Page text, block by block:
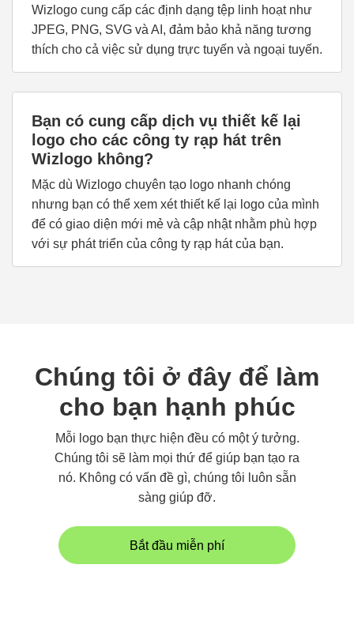
Wizlogo cung cấp các định dạng tệp linh hoạt như
JPEG, PNG, SVG và AI, đảm bảo khả năng tương
thích cho cả việc sử dụng trực tuyến và ngoại tuyến.
Bạn có cung cấp dịch vụ thiết kế lại
logo cho các công ty rạp hát trên
Wizlogo không?
Mặc dù Wizlogo chuyên tạo logo nhanh chóng
nhưng bạn có thể xem xét thiết kế lại logo của mình
để có giao diện mới mẻ và cập nhật nhằm phù hợp
với sự phát triển của công ty rạp hát của bạn.
Chúng tôi ở đây để làm
cho bạn hạnh phúc
Mỗi logo bạn thực hiện đều có một ý tưởng.
Chúng tôi sẽ làm mọi thứ để giúp bạn tạo ra
nó. Không có vấn đề gì, chúng tôi luôn sẵn
sàng giúp đỡ.
Bắt đầu miễn phí